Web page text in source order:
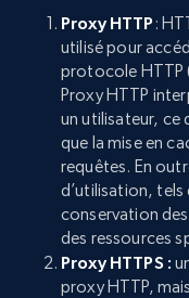
Proxy HTTP :
utilisé pour
protocole HTTP
Proxy HTTP
un utilisateur, ce
que la mise en
requêtes. En
d’utilisation, tels
conservation
des ressources
Proxy HTTPS :
proxy HTTP,